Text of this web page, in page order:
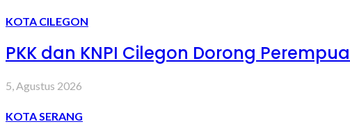
KOTA CILEGON
PKK dan KNPI Cilegon Dorong
5, Agustus 2026
KOTA SERANG